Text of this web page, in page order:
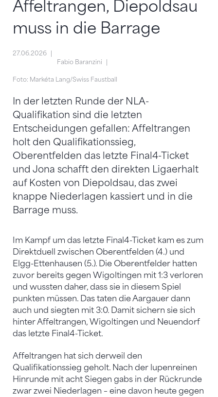
Affeltrangen, Diepoldsau
muss in die Barrage
27.06.2026
Fabio Baranzini
Foto: Markéta Lang/Swiss Faustball
In der letzten Runde der NLA-
Qualifikation sind die letzten
Entscheidungen gefallen: Affeltrangen
holt den Qualifikationssieg,
Oberentfelden das letzte Final4-Ticket
und Jona schafft den direkten Ligaerhalt
auf Kosten von Diepoldsau, das zwei
knappe Niederlagen kassiert und in die
Barrage muss.
Im Kampf um das letzte Final4-Ticket kam es zum
Direktduell zwischen Oberentfelden (4.) und
Elgg-Ettenhausen (5.). Die Oberentfelder hatten
zuvor bereits gegen Wigoltingen mit 1:3 verloren
und wussten daher, dass sie in diesem Spiel
punkten müssen. Das taten die Aargauer dann
auch und siegten mit 3:0. Damit sichern sie sich
hinter Affeltrangen, Wigoltingen und Neuendorf
das letzte Final4-Ticket.
Affeltrangen hat sich derweil den
Qualifikationssieg geholt. Nach der lupenreinen
Hinrunde mit acht Siegen gabs in der Rückrunde
zwar zwei Niederlagen – eine davon heute gegen